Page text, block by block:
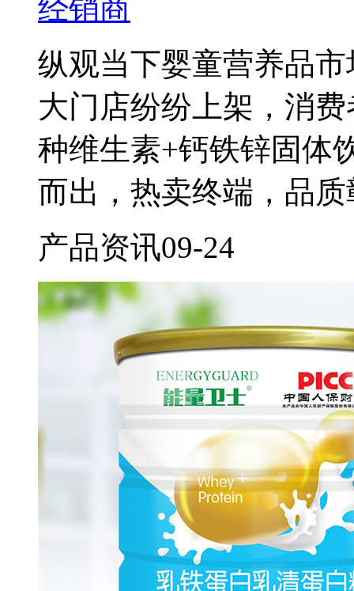
经销商
纵观当下婴童营养品
大门店纷纷上架，消
种维生素+钙铁锌固体
而出，热卖终端，品
产品资讯09-24